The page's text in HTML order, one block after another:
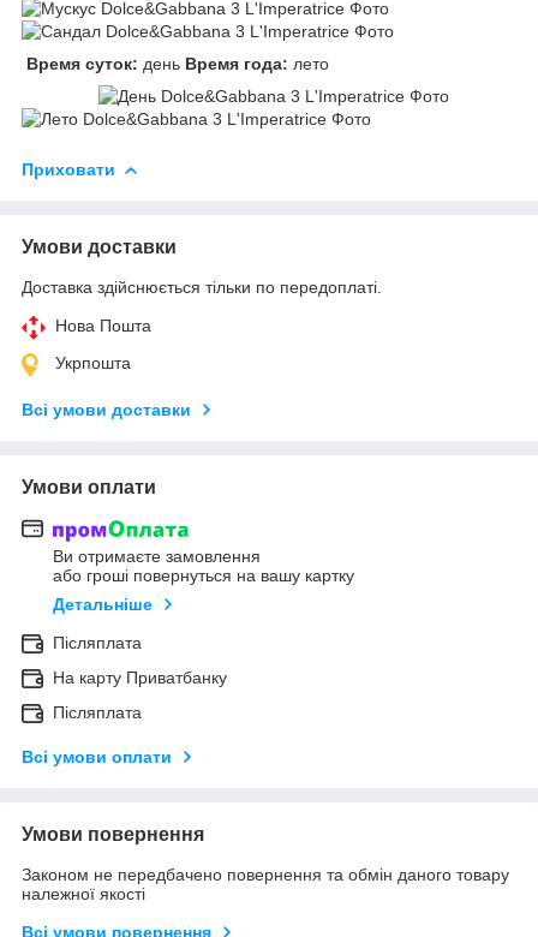
Время суток: день Время года: лето
Приховати
Умови доставки
Доставка здійснюється тільки по передоплаті.
Нова Пошта
Укрпошта
Всі умови доставки
Умови оплати
Ви отримаєте замовлення
або гроші повернуться на вашу картку
Детальніше
Післяплата
На карту Приватбанку
Післяплата
Всі умови оплати
Умови повернення
Законом не передбачено повернення та обмін даного товару
належної якості
Всі умови повернення